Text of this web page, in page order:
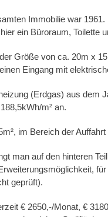
Immobilie war
ein Büroraum, Toilette
Größe von ca. 20m x
Eingang mit
(Erdgas) aus dem
m² an.
im Bereich der
man auf den hinteren
geprüft).
€ 2650,-/Monat, €